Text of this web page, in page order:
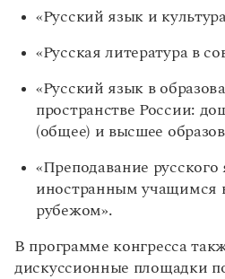
Справочник по фразеологии
Словарь-справочник непростые
Журнал
Новости и события
Статьи
Монологи
Лекции и подкасты
Рекомендуем
«Русский язык и
«Русская литература в
«Русский язык в
пространстве России:
(общее) и высшее
«Преподавание
иностранным учащимся
рубежом».
В программе конгресса
дискуссионные площадки